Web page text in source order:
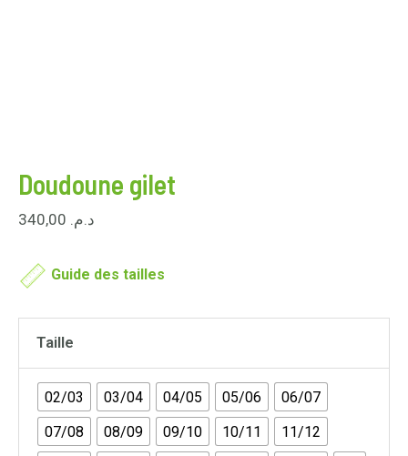
Doudoune gilet
د.م.
Guide des tailles
Taille
02/03 03/04 04/05 05/06
06/07
07/08
08/09 09/10 10/11
11/12